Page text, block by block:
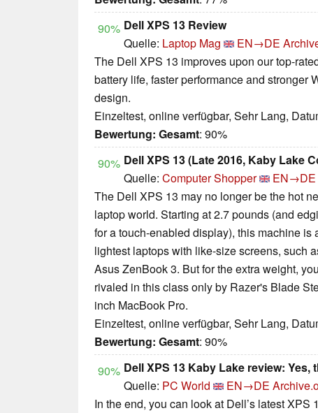
90% Dell XPS 13 Review
Quelle: Laptop Mag EN→DE
The Dell XPS 13 improves upon our top-
battery life, faster performance and stronger
design.
Einzeltest, online verfügbar, Sehr Lang,
Bewertung: Gesamt: 90%
90% Dell XPS 13 (Late 2016, Kaby Lake
Quelle: Computer Shopper EN→DE
The Dell XPS 13 may no longer be the hot
laptop world. Starting at 2.7 pounds (and
for a touch-enabled display), this machine is
lightest laptops with like-size screens, such
Asus ZenBook 3. But for the extra weight,
rivaled in this class only by Razer's Blade
inch MacBook Pro.
Einzeltest, online verfügbar, Sehr Lang,
Bewertung: Gesamt: 90%
90% Dell XPS 13 Kaby Lake review:
Quelle: PC World EN→DE
In the end, you can look at Dell’s latest XPS